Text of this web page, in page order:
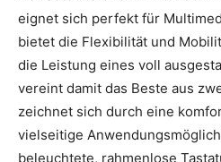
eignet sich perfekt für
bietet die Flexibilität und
die Leistung eines voll
vereint damit das Beste aus
zeichnet sich durch eine
vielseitige
beleuchtete, rahmenlose